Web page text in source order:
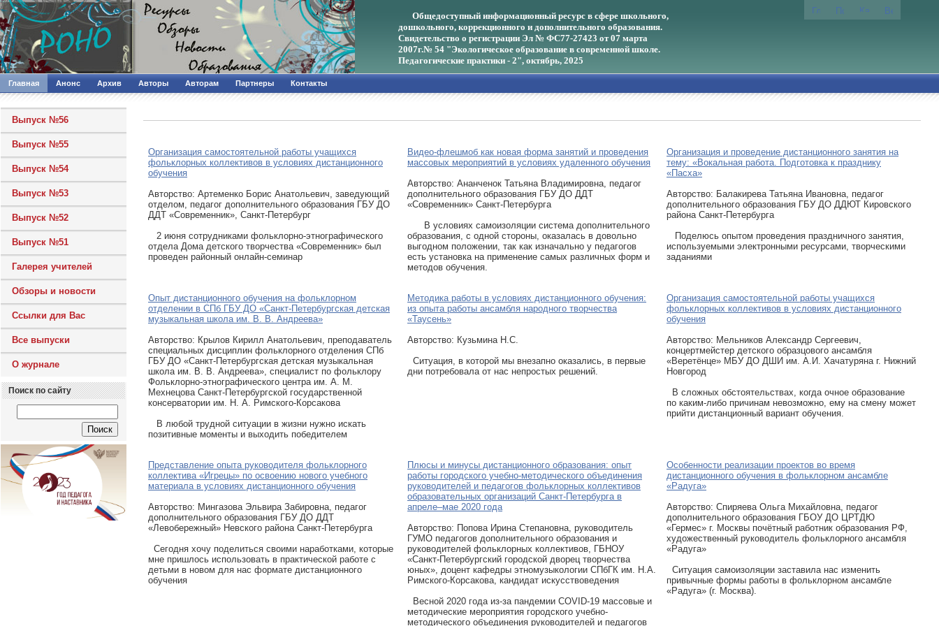
Общедоступный информационный ресурс в сфере школьного,
дошкольного, коррекционного и дополнительного образования.
Свидетельство о регистрации Эл № ФС77-27423 от 07 марта
2007г.№ 54 "Экологическое образование в современной школе.
Педагогические практики - 2", октябрь, 2025
Главная Анонс Архив Авторы Авторам Партнеры Контакты
Выпуск №56
Выпуск №55
Выпуск №54
Выпуск №53
Выпуск №52
Выпуск №51
Галерея учителей
Обзоры и новости
Ссылки для Вас
Все выпуски
О журнале
Поиск по сайту
Организация самостоятельной работы учащихся
фольклорных коллективов в условиях дистанционного
обучения
Авторcтво: Артеменко Борис Анатольевич, заведующий
отделом, педагог дополнительного образования ГБУ ДО
ДДТ «Современник», Санкт-Петербург
2 июня сотрудниками фольклорно-этнографического
отдела Дома детского творчества «Современник» был
проведен районный онлайн-семинар
Видео-флешмоб как новая форма занятий и проведения
массовых мероприятий в условиях удаленного обучения
Авторcтво: Ананченок Татьяна Владимировна, педагог
дополнительного образования ГБУ ДО ДДТ
«Современник» Санкт-Петербурга
В условиях самоизоляции система дополнительного
образования, с одной стороны, оказалась в довольно
выгодном положении, так как изначально у педагогов
есть установка на применение самых различных форм и
методов обучения.
Организация и проведение дистанционного занятия на
тему: «Вокальная работа. Подготовка к празднику
«Пасха»
Авторcтво: Балакирева Татьяна Ивановна, педагог
дополнительного образования ГБУ ДО ДДЮТ Кировского
района Санкт-Петербурга
Поделюсь опытом проведения праздничного занятия,
используемыми электронными ресурсами, творческими
заданиями
Опыт дистанционного обучения на фольклорном
отделении в СПб ГБУ ДО «Санкт-Петербургская детская
музыкальная школа им. В. В. Андреева»
Авторcтво: Крылов Кирилл Анатольевич, преподаватель
специальных дисциплин фольклорного отделения СПб
ГБУ ДО «Санкт-Петербургская детская музыкальная
школа им. В. В. Андреева», специалист по фольклору
Фольклорно-этнографического центра им. А. М.
Мехнецова Санкт-Петербургской государственной
консерватории им. Н. А. Римского-Корсакова
В любой трудной ситуации в жизни нужно искать
позитивные моменты и выходить победителем
Методика работы в условиях дистанционного обучения:
из опыта работы ансамбля народного творчества
«Таусень»
Авторcтво: Кузьмина Н.С.
Ситуация, в которой мы внезапно оказались, в первые
дни потребовала от нас непростых решений.
Организация самостоятельной работы учащихся
фольклорных коллективов в условиях дистанционного
обучения
Авторcтво: Мельников Александр Сергеевич,
концертмейстер детского образцового ансамбля
«Веретёнце» МБУ ДО ДШИ им. А.И. Хачатуряна г. Нижний
Новгород
В сложных обстоятельствах, когда очное образование
по каким-либо причинам невозможно, ему на смену может
прийти дистанционный вариант обучения.
Представление опыта руководителя фольклорного
коллектива «Игрецы» по освоению нового учебного
материала в условиях дистанционного обучения
Авторcтво: Мингазова Эльвира Забировна, педагог
дополнительного образования ГБУ ДО ДДТ
«Левобережный» Невского района Санкт-Петербурга
Сегодня хочу поделиться своими наработками, которые
мне пришлось использовать в практической работе с
детьми в новом для нас формате дистанционного
обучения
Плюсы и минусы дистанционного образования: опыт
работы городского учебно-методического объединения
руководителей и педагогов фольклорных коллективов
образовательных организаций Санкт-Петербурга в
апреле–мае 2020 года
Авторcтво: Попова Ирина Степановна, руководитель
ГУМО педагогов дополнительного образования и
руководителей фольклорных коллективов, ГБНОУ
«Санкт-Петербургский городской дворец творчества
юных», доцент кафедры этномузыкологии СПбГК им. Н.А.
Римского-Корсакова, кандидат искусствоведения
Весной 2020 года из-за пандемии COVID-19 массовые и
методические мероприятия городского учебно-
методического объединения руководителей и педагогов
Особенности реализации проектов во время
дистанционного обучения в фольклорном ансамбле
«Радуга»
Авторcтво: Спиряева Ольга Михайловна, педагог
дополнительного образования ГБОУ ДО ЦРТДЮ
«Гермес» г. Москвы почётный работник образования РФ,
художественный руководитель фольклорного ансамбля
«Радуга»
Ситуация самоизоляции заставила нас изменить
привычные формы работы в фольклорном ансамбле
«Радуга» (г. Москва).